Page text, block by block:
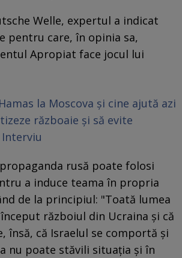
Welle, expertul a indicat
pentru care, în opinia sa,
Apropiat face jocul lui
la Moscova și cine ajută azi
războaie și să evite
rusă poate folosi
a induce teama în propria
de la principiul: "Toată lumea
început războiul din Ucraina și că
însă, că Israelul se comportă și
nu poate stăvili situația și în